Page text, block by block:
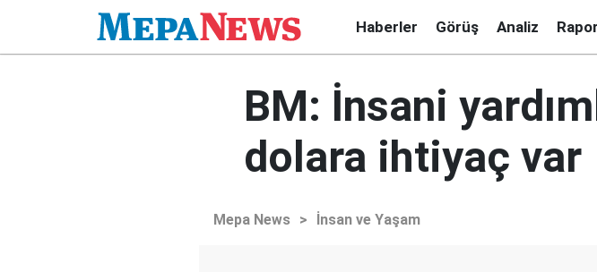
Haberler Görüş Analiz Rapor
BM: İnsani
dolara ihtiyaç var
Mepa News > İnsan ve Yaşam